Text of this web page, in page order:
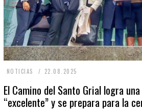
NOTICIAS 22.08.2025
.
El Camino del Santo Grial logra
“excelente” y se prepara para la